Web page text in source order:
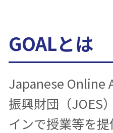
GOALとは
Japanese Online
振興財団（JOES
インで授業等を